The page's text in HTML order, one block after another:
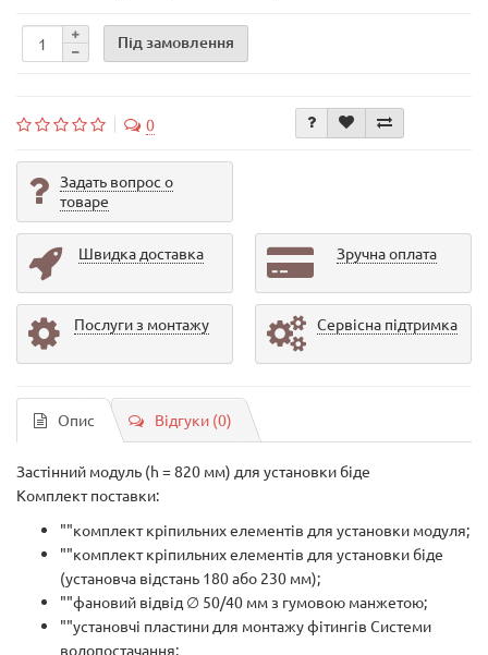
Під замовлення
0
Задать вопрос о
товаре
Швидка доставка Зручна оплата
Послуги з монтажу Сервісна підтримка
Опис Відгуки (0)
Застінний модуль (h = 820 мм) для установки біде
Комплект поставки:
""комплект кріпильних елементів для установки модуля;
""комплект кріпильних елементів для установки біде
(установча відстань 180 або 230 мм);
""фановий відвід ∅ 50/40 мм з гумовою манжетою;
""установчі пластини для монтажу фітингів Системи
водопостачання;